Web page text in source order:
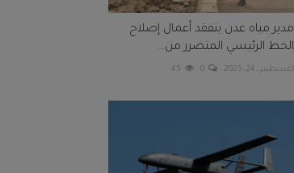
مدير مياه عدن يتفقد أعمال إصلاح
الخط الرئيسي المتضرر من...
أغسطس 24, 2025 0
45